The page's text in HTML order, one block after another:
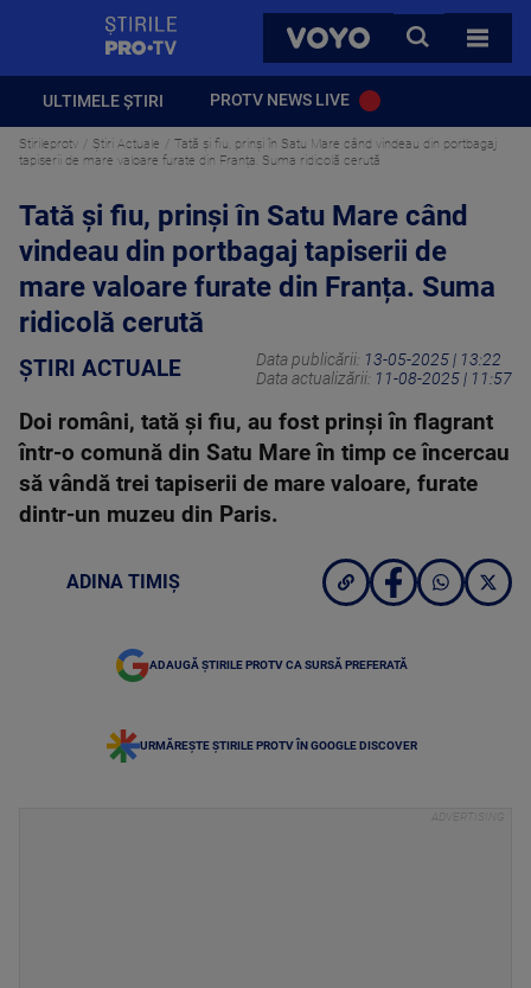
VOYO
CAUTA
TOATE
ULTIMELE ȘTIRI PROTV NEWS LIVE
Stirileprotv Știri Actuale
Tată și fiu, prinși în Satu Mare când vindeau din portbagaj
tapiserii de mare valoare furate din Franța. Suma ridicolă cerută
Tată și fiu, prinși în Satu Mare când
vindeau din portbagaj tapiserii de
mare valoare furate din Franța. Suma
ridicolă cerută
ȘTIRI ACTUALE Data publicării: 13-05-2025 | 13:22
Data actualizării: 11-08-2025 | 11:57
Doi români, tată și fiu, au fost prinși în flagrant
într-o comună din Satu Mare în timp ce încercau
să vândă trei tapiserii de mare valoare, furate
dintr-un muzeu din Paris.
ADINA TIMIȘ
ADAUGĂ ȘTIRILE PROTV CA SURSĂ PREFERATĂ
URMĂREȘTE ȘTIRILE PROTV ÎN GOOGLE DISCOVER